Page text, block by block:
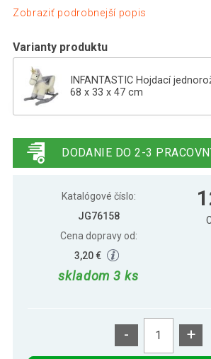
Zobraziť podrobnejší popis
Varianty produktu
INFANTASTIC Hojdací
68 x 33 x 47 cm
zvukovými efektami
47 cm
INFANTASTIC Hojdacia lienka,
47 cm
DODANIE DO 2-3
Katalógové číslo:
JG76158
Cena dopravy od:
3,20 €
skladom 3 ks
- +